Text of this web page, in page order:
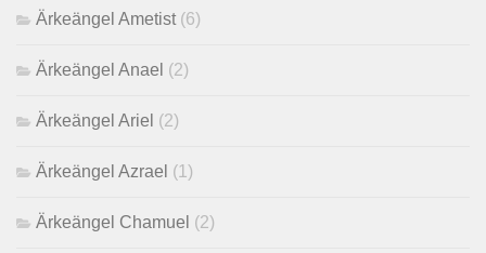
Ärkeängel Ametist (6)
Ärkeängel Anael (2)
Ärkeängel Ariel (2)
Ärkeängel Azrael (1)
Ärkeängel Chamuel (2)